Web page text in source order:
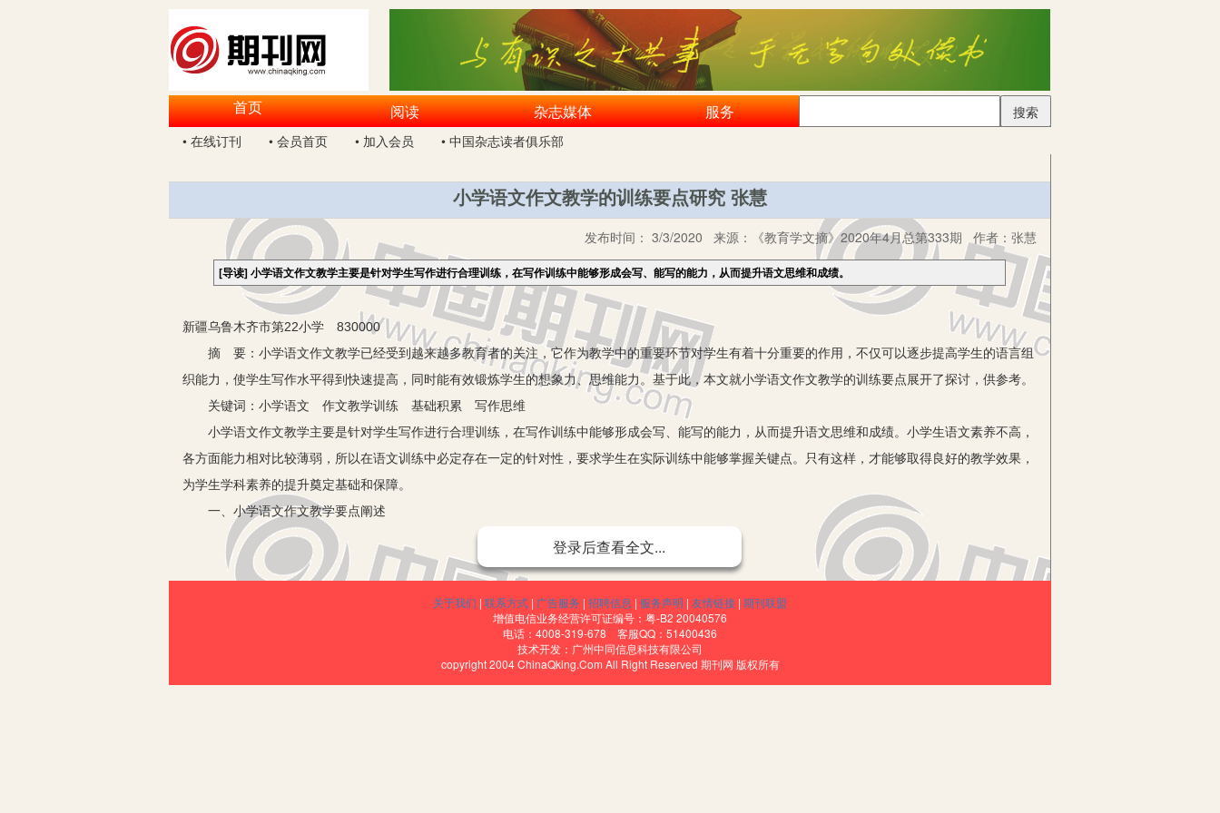
首页 阅读 杂志媒体 服务
搜索
• 在线订刊
• 会员首页 • 加入会员 • 中国杂志读者俱乐部
小学语文作文教学的训练要点研究 张慧
发布时间： 3/3/2020 来源： 《教育学文摘》2020年4月总第333期 作者： 张慧
[导读]小学语文作文教学主要是针对学生写作进行合理训练，在写作训练中能够形成会写、能写的能力，从而提升语文思维和成绩。
新疆乌鲁木齐市第22小学 830000
摘 要：小学语文作文教学已经受到越来越多教育者的关注，它作为教学中的重要环节对学生有着十分重要的作用，不仅可以逐步提高学生的语言组
织能力，使学生写作水平得到快速提高，同时能有效锻炼学生的想象力、思维能力。基于此，本文就小学语文作文教学的训练要点展开了探讨，供参考。
关键词：小学语文 作文教学训练 基础积累 写作思维
小学语文作文教学主要是针对学生写作进行合理训练，在写作训练中能够形成会写、能写的能力，从而提升语文思维和成绩。小学生语文素养不高，
各方面能力相对比较薄弱，所以在语文训练中必定存在一定的针对性，要求学生在实际训练中能够掌握关键点。只有这样，才能够取得良好的教学效果，
为学生学科素养的提升奠定基础和保障。
一、小学语文作文教学要点阐述
在语文作文教学中，需要对学生写作进行合理的训练和分析，学生只有掌握了具体要点内容，才能使教学活动更具针对性和实效性。下面对小学语文
作文教学训练要点进行阐述和分析：
需要学生具备丰富的经验和感悟，善于使用文字展示出来，进而可以形成写作。因此，语文训练要点之一就是基础知识积累。
2.素材构思。作文书写需要基于一些素材，通过大脑反复构思转化为文字表达出来。小学生思维意识比较薄弱，对于作文的掌握不够深入，在具体写
作期间必定存在一定的困难。因此，在小学语文写作训练中，教师要对学生思维进行针对性训练，强化学生对知识的掌握和了解，从而不断提升语文写作
登录后查看全文...
关于我们 | 联系方式 | 广告服务 | 招聘信息 | 服务声明 | 友情链接 | 期刊联盟
增值电信业务经营许可证编号：粤-B2 20040576
电话：4008-319-678 客服QQ：51400436
技术开发：广州中同信息科技有限公司
copyright 2004 ChinaQking.Com All Right Reserved 期刊网 版权所有